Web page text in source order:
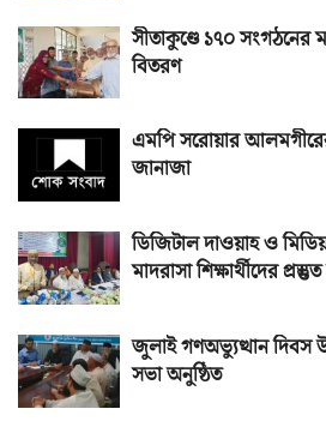
সীতাকুণ্ডে ১৭০ সংগঠনের
বিতরণ
এমপি সরোয়ার
জানাজা
ডিজিটাল দাওয়াহ ও
মাদরাসা শিক্ষার্থীদের
জুলাই গণঅভ্যুত্থান দিবস
সভা অনুষ্ঠিত